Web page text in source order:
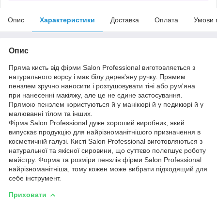
Опис Характеристики Доставка Оплата Умови
Опис
Пряма кисть від фірми Salon Professional виготовляється з
натурального ворсу і має білу дерев'яну ручку. Прямим
пензлем зручно наносити і розтушовувати тіні або рум'яна
при нанесенні макіяжу, але це не єдине застосування.
Прямою пензлем користуються й у манікюрі й у педикюрі й у
малюванні тілом та інших.
Фірма Salon Professional дуже хороший виробник, який
випускає продукцію для найрізноманітнішого призначення в
косметичній галузі. Кисті Salon Professional виготовляються з
натуральної та якісної сировини, що суттєво полегшує роботу
майстру. Форма та розміри пензлів фірми Salon Professional
найрізноманітніша, тому кожен може вибрати підходящий для
себе інструмент.
Приховати